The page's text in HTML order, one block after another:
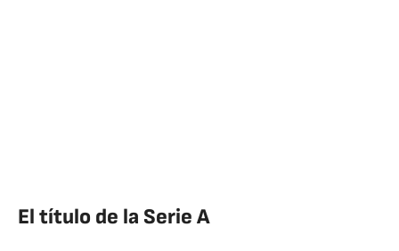
El título de la Serie A